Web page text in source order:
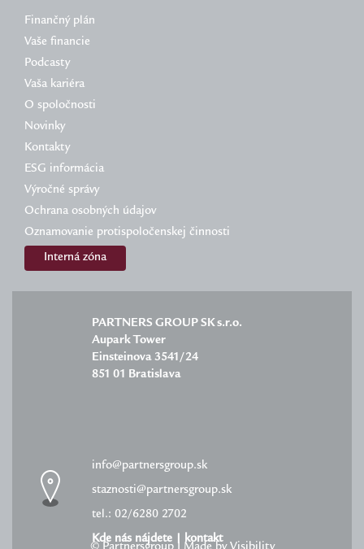
Finančný plán
Vaše financie
Podcasty
Vaša kariéra
O spoločnosti
Novinky
Kontakty
ESG informácia
Výročné správy
Ochrana osobných údajov
Oznamovanie protispoločenskej činnosti
Interná zóna
PARTNERS GROUP SK s.r.o.
Aupark Tower
Einsteinova 3541/24
851 01 Bratislava
info@partnersgroup.sk
staznosti@partnersgroup.sk
tel.: 02/6280 2702
Kde nás nájdete kontakt